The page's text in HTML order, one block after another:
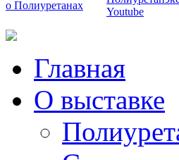
Главная
О выставке